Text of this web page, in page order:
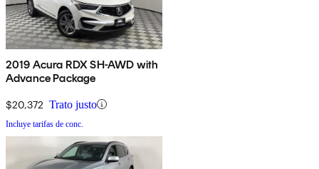
2019 Acura RDX SH-AWD with
Advance Package
$20,372 Trato justo
Incluye tarifas de conc.